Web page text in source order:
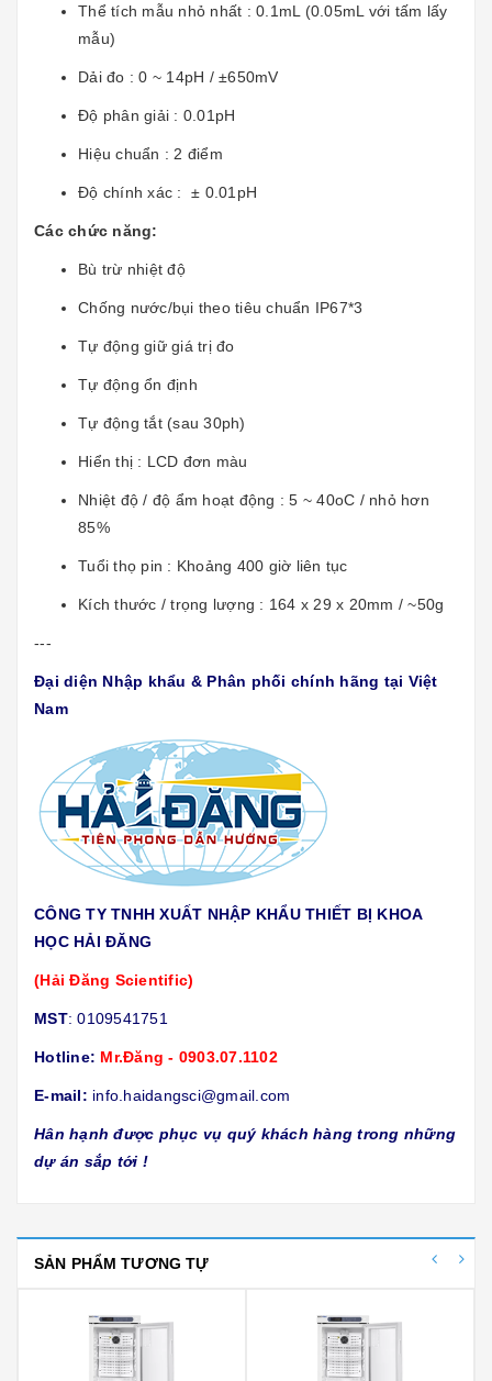
Thể tích mẫu nhỏ nhất : 0.1mL (0.05mL với tấm lấy
mẫu)
Dải đo : 0 ~ 14pH / ±650mV
Độ phân giải : 0.01pH
Hiệu chuẩn : 2 điểm
Độ chính xác : ± 0.01pH
Các chức năng:
Bù trừ nhiệt độ
Chống nước/bụi theo tiêu chuẩn IP67*3
Tự động giữ giá trị đo
Tự động ổn định
Tự động tắt (sau 30ph)
Hiển thị : LCD đơn màu
Nhiệt độ / độ ẩm hoạt động : 5 ~ 40oC / nhỏ hơn
85%
Tuổi thọ pin : Khoảng 400 giờ liên tục
Kích thước / trọng lượng : 164 x 29 x 20mm / ~50g
---
Đại diện Nhập khẩu & Phân phối chính hãng tại Việt
Nam
CÔNG TY TNHH XUẤT NHẬP KHẨU THIẾT BỊ KHOA
HỌC HẢI ĐĂNG
(Hải Đăng Scientific)
MST: 0109541751
Hotline: Mr.Đăng - 0903.07.1102
E-mail: info.haidangsci@gmail.com
Hân hạnh được phục vụ quý khách hàng trong những
dự án sắp tới !
SẢN PHẨM TƯƠNG TỰ